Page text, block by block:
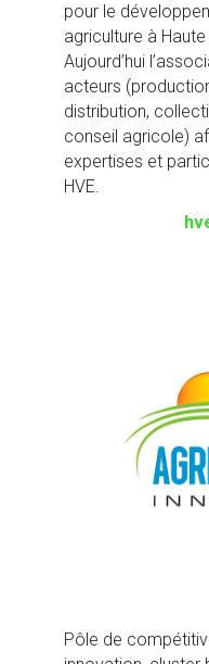
pour le
agriculture à
Aujourd’hui
acteurs
distribution,
conseil agricole)
expertises et
HVE.
Pôle de